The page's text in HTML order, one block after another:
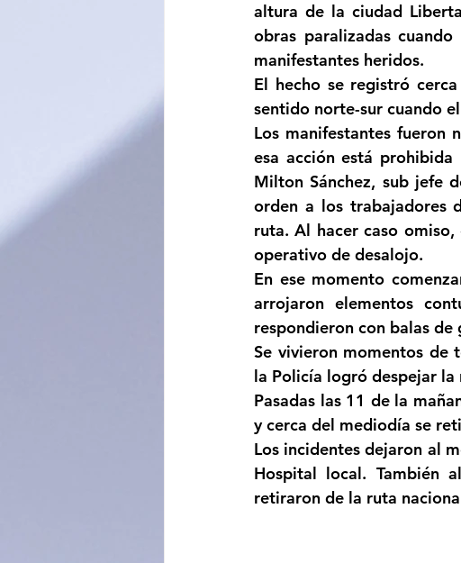
altura de la ciudad
obras paralizadas
manifestantes heridos.
El hecho se registró
sentido norte-sur cuando
Los manifestantes fueron
esa acción está
Milton Sánchez, sub jefe
orden a los trabajadores
ruta. Al hacer caso
operativo de desalojo.
En ese momento
arrojaron elementos
respondieron con balas de
Se vivieron momentos de
la Policía logró despejar la
Pasadas las 11 de la
y cerca del mediodía se
Los incidentes dejaron al
Hospital local. También
retiraron de la ruta